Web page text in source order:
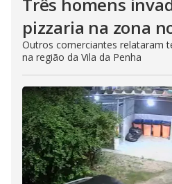
pizzaria na zona
Outros comerciantes relataram
na região da Vila da Penha